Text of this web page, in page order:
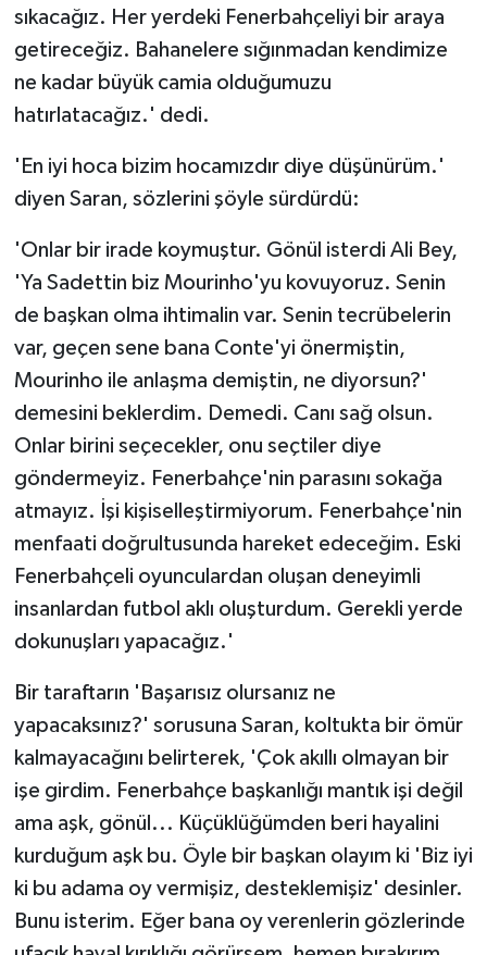
sıkacağız. Her yerdeki Fenerbahçeliyi bir araya
getireceğiz. Bahanelere sığınmadan kendimize
ne kadar büyük camia olduğumuzu
hatırlatacağız.' dedi.
'En iyi hoca bizim hocamızdır diye düşünürüm.'
diyen Saran, sözlerini şöyle sürdürdü:
'Onlar bir irade koymuştur. Gönül isterdi Ali Bey,
'Ya Sadettin biz Mourinho'yu kovuyoruz. Senin
de başkan olma ihtimalin var. Senin tecrübelerin
var, geçen sene bana Conte'yi önermiştin,
Mourinho ile anlaşma demiştin, ne diyorsun?'
demesini beklerdim. Demedi. Canı sağ olsun.
Onlar birini seçecekler, onu seçtiler diye
göndermeyiz. Fenerbahçe'nin parasını sokağa
atmayız. İşi kişiselleştirmiyorum. Fenerbahçe'nin
menfaati doğrultusunda hareket edeceğim. Eski
Fenerbahçeli oyunculardan oluşan deneyimli
insanlardan futbol aklı oluşturdum. Gerekli yerde
dokunuşları yapacağız.'
Bir taraftarın 'Başarısız olursanız ne
yapacaksınız?' sorusuna Saran, koltukta bir ömür
kalmayacağını belirterek, 'Çok akıllı olmayan bir
işe girdim. Fenerbahçe başkanlığı mantık işi değil
ama aşk, gönül... Küçüklüğümden beri hayalini
kurduğum aşk bu. Öyle bir başkan olayım ki 'Biz iyi
ki bu adama oy vermişiz, desteklemişiz' desinler.
Bunu isterim. Eğer bana oy verenlerin gözlerinde